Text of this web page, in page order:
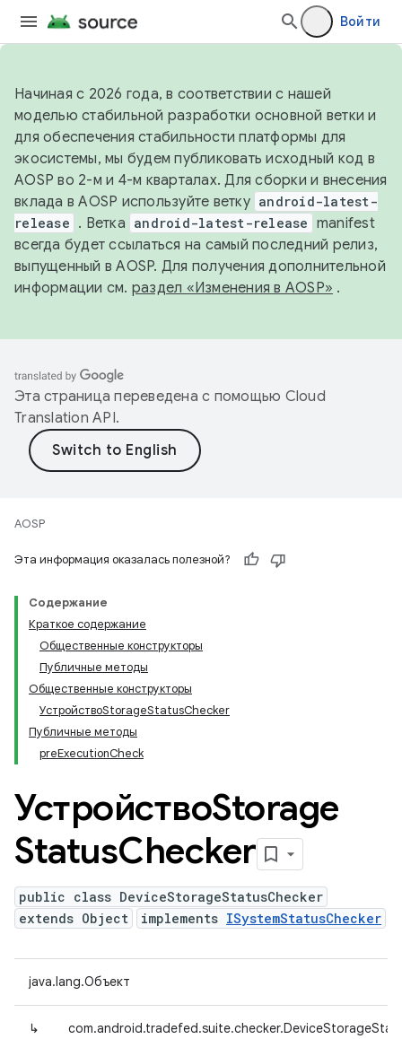
Войти
Начиная с 2026 года, в соответствии с нашей
моделью стабильной разработки основной ветки и
для обеспечения стабильности платформы для
экосистемы, мы будем публиковать исходный код в
AOSP во 2-м и 4-м кварталах. Для сборки и внесения
вклада в AOSP используйте ветку android-latest-
release . Ветка android-latest-release manifest
всегда будет ссылаться на самый последний релиз,
выпущенный в AOSP. Для получения дополнительной
информации см. раздел «Изменения в AOSP» .
Эта страница переведена с помощью Cloud
Translation API.
AOSP
Эта информация оказалась полезной?
Содержание
Краткое содержание
Общественные конструкторы
Публичные методы
Общественные конструкторы
УстройствоStorageStatusChecker
Публичные методы
preExecutionCheck
УстройствоStorage
StatusChecker
public class DeviceStorageStatusChecker
extends Object
implements ISystemStatusChecker
java.lang.Объект
↳